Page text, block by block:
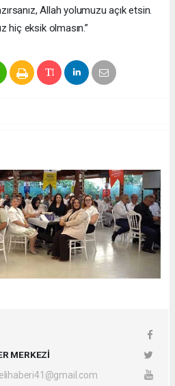
Allah yolumuzu açık etsin.
hiç eksik olmasın.”
MERKEZİ